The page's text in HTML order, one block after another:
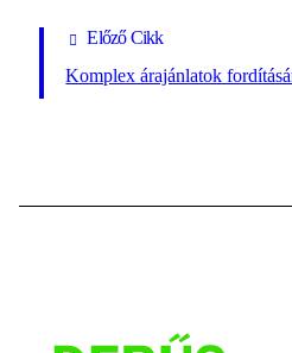
Előző Cikk
Komplex árajánlatok